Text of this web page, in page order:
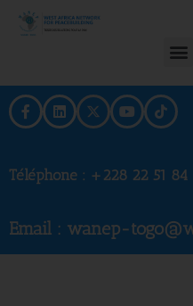
Téléphone : +228 22 51 84
Email : wanep-